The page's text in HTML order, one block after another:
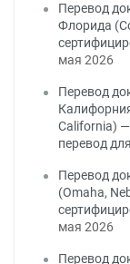
Перевод
Флорида
мая 2026
Перевод
California)
перевод
Перевод
(Omaha,
мая 2026
Перевод